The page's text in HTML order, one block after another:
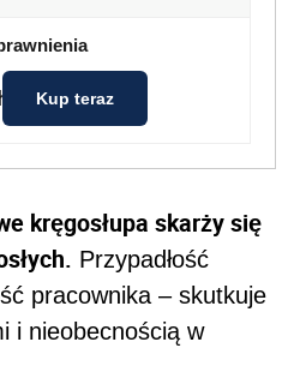
Kup teraz
kręgosłupa skarży się
Przypadłość
pracownika – skutkuje
i nieobecnością w